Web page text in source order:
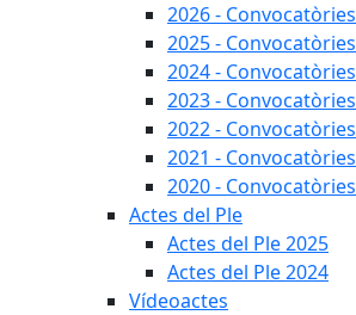
2026 - Convocatòries
2025 - Convocatòries
2024 - Convocatòries
2023 - Convocatòries
2022 - Convocatòries
2021 - Convocatòries
2020 - Convocatòries
Actes del Ple
Actes del Ple 2025
Actes del Ple 2024
Vídeoactes